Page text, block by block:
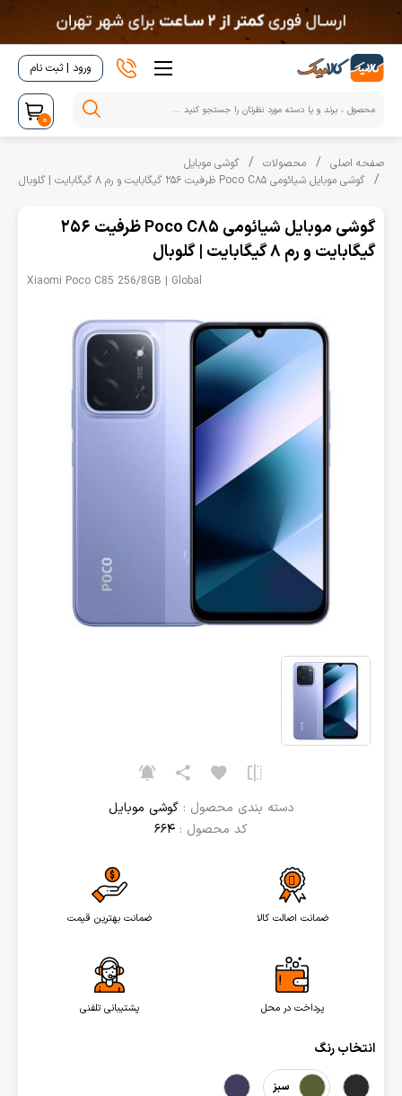
ورود | ثبت نام
0
صفحه اصلی محصولات
گوشی موبایل
‌گوشی موبایل شیائومی Poco C85 ظرفیت 256 گیگابایت و رم 8 گیگابایت | گلوبال
دسته بندی محصول :گوشی موبایل
کد محصول : 664
ضمانت اصالت کالا ضمانت بهترین قیمت
پرداخت در محل پشتیبانی تلفنی
‌گوشی موبایل شیائومی Poco C85 ظرفیت 256
گیگابایت و رم 8 گیگابایت | گلوبال
Xiaomi Poco C85 256/8GB | Global
انتخاب رنگ
سبز